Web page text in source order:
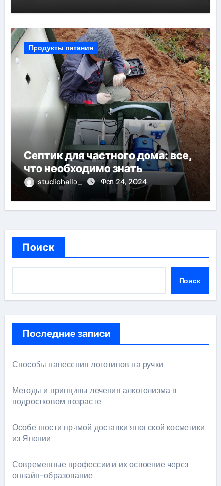
Продукты питания
Септик для частного дома: все,
что необходимо знать
studiohallo_ Фев 24, 2024
Поиск
Поиск
Последние записи
Способы нанесения логотипов на ручки
Методы и принципы лечения алкоголизма в
подростковом возрасте
Особенности прямой доставки японской косметики
из Японии
Современные профессии и их освоение через
онлайн-образование